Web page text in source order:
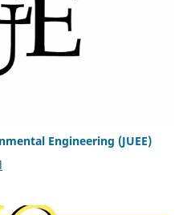
Engineering (JUEE)